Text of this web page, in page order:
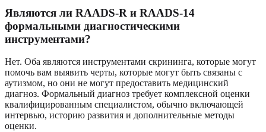
Являются ли RAADS-R и RAADS-14
формальными диагностическими
инструментами?
Нет. Оба являются инструментами скрининга, которые могут
помочь вам выявить черты, которые могут быть связаны с
аутизмом, но они не могут предоставить медицинский
диагноз. Формальный диагноз требует комплексной оценки
квалифицированным специалистом, обычно включающей
интервью, историю развития и дополнительные методы
оценки.